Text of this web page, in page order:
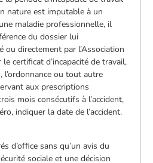
nature est imputable à un
maladie professionnelle, il
du dossier lui
ou directement par l’Association
le certificat d’incapacité de travail,
l’ordonnance ou tout autre
aux prescriptions
mois consécutifs à l’accident,
indiquer la date de l’accident.
d’office sans qu’un avis du
sociale et une décision